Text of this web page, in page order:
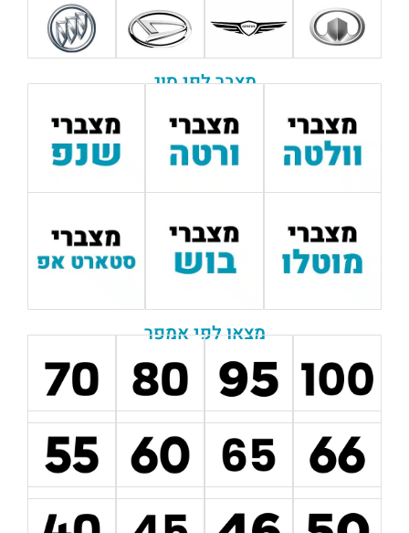
מצבר לפי סוג
מצאו לפי אמפר